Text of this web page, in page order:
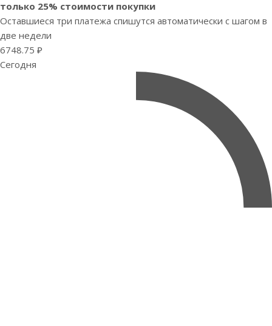
только 25% стоимости покупки
Оставшиеся три платежа спишутся автоматически с шагом в
две недели
6748.75 ₽
Сегодня